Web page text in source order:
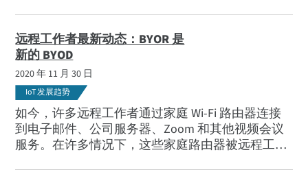
远程工作者最新动态：BYOR 是
新的 BYOD
2020 年 11 月 30 日
IoT 发展趋势
如今，许多远程工作者通过家庭 Wi-Fi 路由器连接
到电子邮件、公司服务器、Zoom 和其他视频会议
服务。在许多情况下，这些家庭路由器被远程工